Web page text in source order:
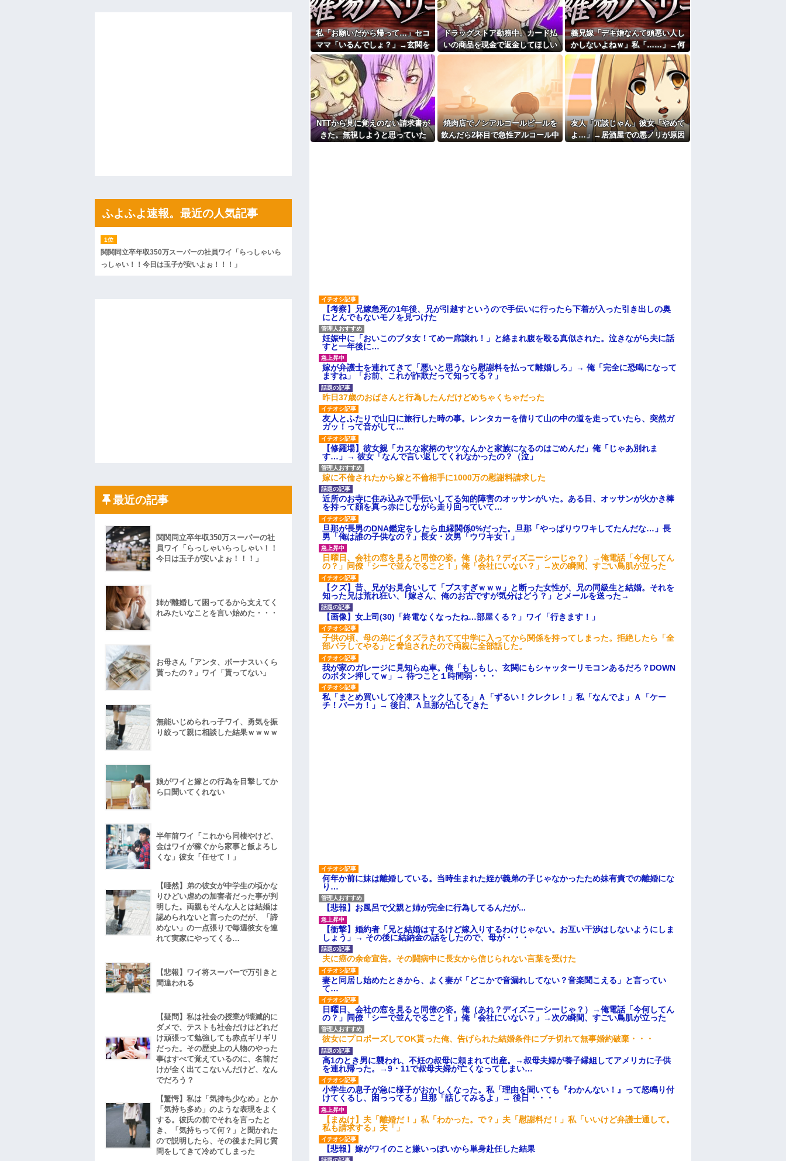
【朗報】Amazonで「GANTZ」が全巻100円ｗｗｗｗｗｗｗｗｗｗ
ワイ手取り15万正社員→副業でウーバーやってるんやが金がない
祭りって謎だよな、誰が神輿担いでるの？屋台出店してる奴らは誰の許可を
【悲報】大卒初任給600万の時代へwwwwwwwwwwwwwwwwwww
ドラッグストア勤務中。カード払いの商品を現金で返金してほしいと言い張
る女性客。断っても引き下がらず、その後まさかの展開に…
ハードオフに売っていた4万4000円のフィギュアがヤバすぎるｗｗｗｗｗｗ
私「ちょっと、人の家の金庫触らないでよ！」キチママ『そこに金庫があっ
たから、開けてみようとしただけ☆』義兄「泥は出てけ！二度と来るな！」結
私「初めて飲む味だけどなんのお茶？」彼「ちっ！」私「」
【ネット騒然】惨殺されたタワマン頂き女子のこの動画、すげえええええｗ
ｗｗｗｗｗｗｗｗｗｗ
【愕然】白のクラウン俺氏、高速道路左車線を制限速度で走った結果
wwwwwwwwwwww
百年の恋12-899 食べた量を張り合ってくる
【悲報】佐藤輝明・・・２軍でも盛大にやらかす←あまり悲しませないでく
家購入に「ダメダメ！」と猛反対するトメに「あなたの家じゃありません」
と言い放った結果→激怒したトメが自ら〇〇を口にして最高の展開へｗｗｗｗ
ｗｗ
６畳１間のアパートで、隣に住む専門学生の部屋が余りにうるさくて警察を
呼んで注意をしに行ったら…
24歳の嫁に性的な魅力を感じなくなったので離婚したい件
【奇跡】浮気嫁がモラハラで離婚調停申し立て！実は驚愕の逆転劇が待って
いたｗｗｗ
主な税金の成り立ちを調べてみたよ
私「お願いだから帰って…」セコ
ママ「いるんでしょ？」→玄関を
ガチャガチャされ、警察を呼ぶ事
態になって…
ドラッグストア勤務中。カード払
いの商品を現金で返金してほしい
と言い張る女性客。断っても引き
下がらず、その後まさかの展開
義兄嫁「デキ婚なんて頭悪い人し
かしないよねｗ」私「……」→何
をしても嫌味を言われ続けた末
に…
NTTから見に覚えのない請求書が
きた。無視しようと思っていた
焼肉店でノンアルコールビールを
飲んだら2杯目で急性アルコール中
友人「冗談じゃん」彼女「やめて
よ…」→居酒屋での悪ノリが原因
【考察】兄嫁急死の1年後、兄が引越すというので手伝いに行ったら下着が入った引き出しの奥
にとんでもないモノを見つけた
妊娠中に「おいこのブタ女！てめー席譲れ！」と絡まれ腹を殴る真似された。泣きながら夫に話
すと一年後に…
嫁が弁護士を連れてきて「悪いと思うなら慰謝料を払って離婚しろ」→ 俺「完全に恐喝になって
ますね」「お前、これが詐欺だって知ってる？」
昨日37歳のおばさんと行為したんだけどめちゃくちゃだった
友人とふたりで山口に旅行した時の事。レンタカーを借りて山の中の道を走っていたら、突然ガ
ガッ！って音がして…
【修羅場】彼女親「カスな家柄のヤツなんかと家族になるのはごめんだ」俺「じゃあ別れま
す…」→ 彼女「なんで言い返してくれなかったの？（泣」
嫁に不倫されたから嫁と不倫相手に1000万の慰謝料請求した
近所のお寺に住み込みで手伝いしてる知的障害のオッサンがいた。ある日、オッサンが火かき棒
を持って顔を真っ赤にしながら走り回っていて…
旦那が長男のDNA鑑定をしたら血縁関係0%だった。旦那「やっぱりウワキしてたんだな…」長
男「俺は誰の子供なの？」長女・次男「ウワキ女！」
日曜日、会社の窓を見ると同僚の姿。俺（あれ？ディズニーシーじゃ？）→俺電話「今何してん
の？」同僚「シーで並んでること！」俺「会社にいない？」→次の瞬間、すごい鳥肌が立った
【クズ】昔、兄がお見合いして「ブスすぎｗｗｗ」と断った女性が、兄の同級生と結婚。それを
知った兄は荒れ狂い、｢嫁さん、俺のお古ですが気分はどう？」とメールを送った→
【画像】女上司(30)「終電なくなったね…部屋くる？」ワイ「行きます！」
子供の頃、母の弟にイタズラされてて中学に入ってから関係を持ってしまった。拒絶したら「全
部バラしてやる」と脅迫されたので両親に全部話した。
我が家のガレージに見知らぬ車。俺「もしもし、玄関にもシャッターリモコンあるだろ？DOWN
のボタン押してｗ」→ 待つこと１時間弱・・・
私「まとめ買いして冷凍ストックしてる」Ａ「ずるい！クレクレ！」私「なんでよ」Ａ「ケー
チ！バーカ！」→ 後日、Ａ旦那が凸してきた
何年か前に妹は離婚している。当時生まれた姪が義弟の子じゃなかったため妹有責での離婚にな
り…
【悲報】お風呂で父親と姉が完全に行為してるんだが...
【衝撃】婚約者「兄と結婚はするけど嫁入りするわけじゃない。お互い干渉はしないようにしま
しょう」→ その後に結納金の話をしたので、母が・・・
夫に癌の余命宣告。その闘病中に長女から信じられない言葉を受けた
妻と同居し始めたときから、よく妻が「どこかで音漏れしてない？音楽聞こえる」と言ってい
て…
日曜日、会社の窓を見ると同僚の姿。俺（あれ？ディズニーシーじゃ？）→俺電話「今何してん
の？」同僚「シーで並んでること！」俺「会社にいない？」→次の瞬間、すごい鳥肌が立った
彼女にプロポーズしてOK貰った俺、告げられた結婚条件にブチ切れて無事婚約破棄・・・
高1のとき男に襲われ、不妊の叔母に頼まれて出産。→叔母夫婦が養子縁組してアメリカに子供
を連れ帰った。→9・11で叔母夫婦が亡くなってしまい…
小学生の息子が急に様子がおかしくなった。私「理由を聞いても『わかんない！』って怒鳴り付
けてくるし、困っってる」旦那「話してみるよ」→ 後日・・・
【まぬけ】夫「離婚だ！」私「わかった。で？」夫「慰謝料だ！」私「いいけど弁護士通して。
私も請求する」夫「」
【悲報】嫁がワイのこと嫌いっぽいから単身赴任した結果
ふよふよ速報。最近の人気記事
関関同立卒年収350万スーパーの社員ワイ「らっしゃいら
っしゃい！！今日は玉子が安いよぉ！！！」
最近の記事
関関同立卒年収350万スーパーの社
員ワイ「らっしゃいらっしゃい！！
今日は玉子が安いよぉ！！！」
姉が離婚して困ってるから支えてく
れみたいなことを言い始めた・・・
お母さん「アンタ、ボーナスいくら
貰ったの？」ワイ「貰ってない」
無能いじめられっ子ワイ、勇気を振
り絞って親に相談した結果ｗｗｗｗ
娘がワイと嫁との行為を目撃してか
ら口聞いてくれない
半年前ワイ「これから同棲やけど、
金はワイが稼ぐから家事と飯よろし
くな」彼女「任せて！」
【唖然】弟の彼女が中学生の頃かな
りひどい虐めの加害者だった事が判
明した。両親もそんな人とは結婚は
認められないと言ったのだが、「諦
めない」の一点張りで毎週彼女を連
れて実家にやってくる…
【悲報】ワイ将スーパーで万引きと
間違われる
【疑問】私は社会の授業が壊滅的に
ダメで、テストも社会だけはどれだ
け頑張って勉強しても赤点ギリギリ
だった。その歴史上の人物のやった
事はすべて覚えているのに、名前だ
けが全く出てこないんだけど、なん
でだろう？
【驚愕】私は「気持ち少なめ」とか
「気持ち多め」のような表現をよく
する。彼氏の前でそれを言ったと
き、「気持ちって何？」と聞かれた
ので説明したら、その後また同じ質
問をしてきて冷めてしまった